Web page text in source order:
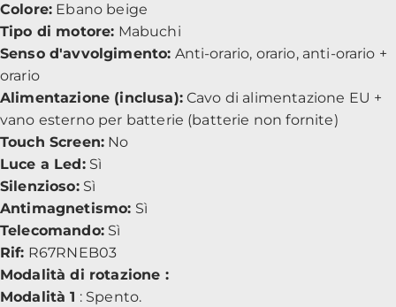
Colore: Ebano beige
Tipo di motore: Mabuchi
Senso d'avvolgimento: Anti-orario, orario, anti-orario +
orario
Alimentazione (inclusa):Cavo di alimentazione EU +
vano esterno per batterie (batterie non fornite)
Touch Screen: No
Luce a Led:Sì
Silenzioso:Sì
Antimagnetismo: Sì
Telecomando:Sì
Rif: R67RNEB03
Modalità di rotazione :
Modalità 1 : Spento.